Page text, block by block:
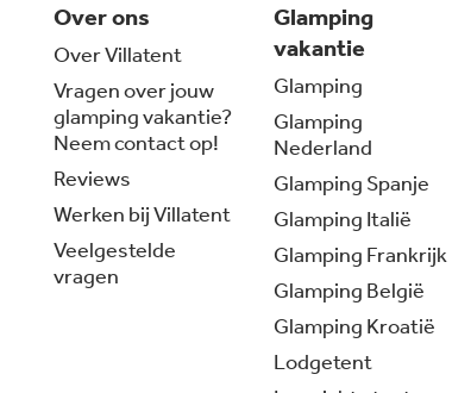
Over ons
Over Villatent
Vragen over jouw
glamping vakantie?
Neem contact op!
Reviews
Werken bij Villatent
Veelgestelde
vragen
Glamping
vakantie
Glamping
Glamping
Nederland
Glamping Spanje
Glamping Italië
Glamping Frankrijk
Glamping België
Glamping Kroatië
Lodgetent